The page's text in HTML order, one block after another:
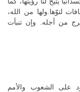
لتوّها.ولها من الله،
من أجله. وإن تنبأت
على الشعوب والأمم